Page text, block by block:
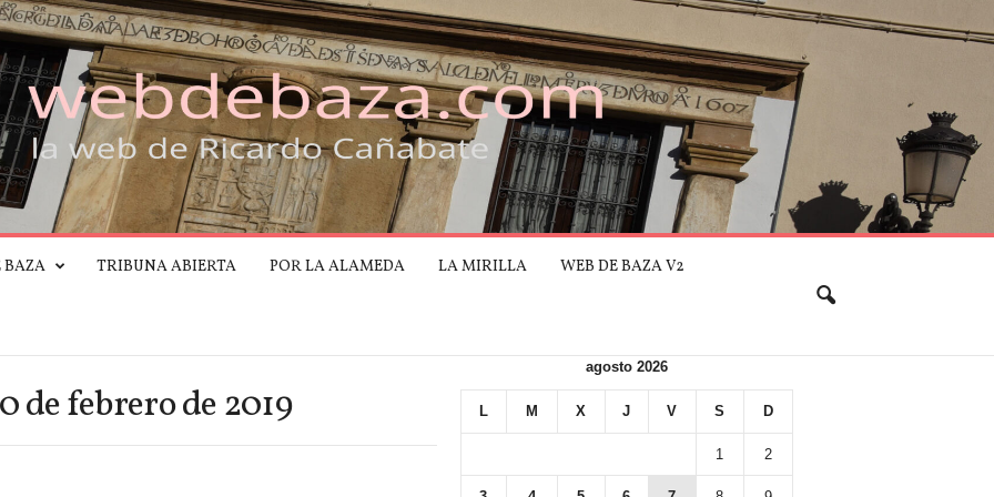
BAZA TRIBUNA ABIERTA POR LA ALAMEDA LA MIRILLA WEB DE BAZA V2
de febrero de 2019
agosto 2026
L M X J V S D
1 2